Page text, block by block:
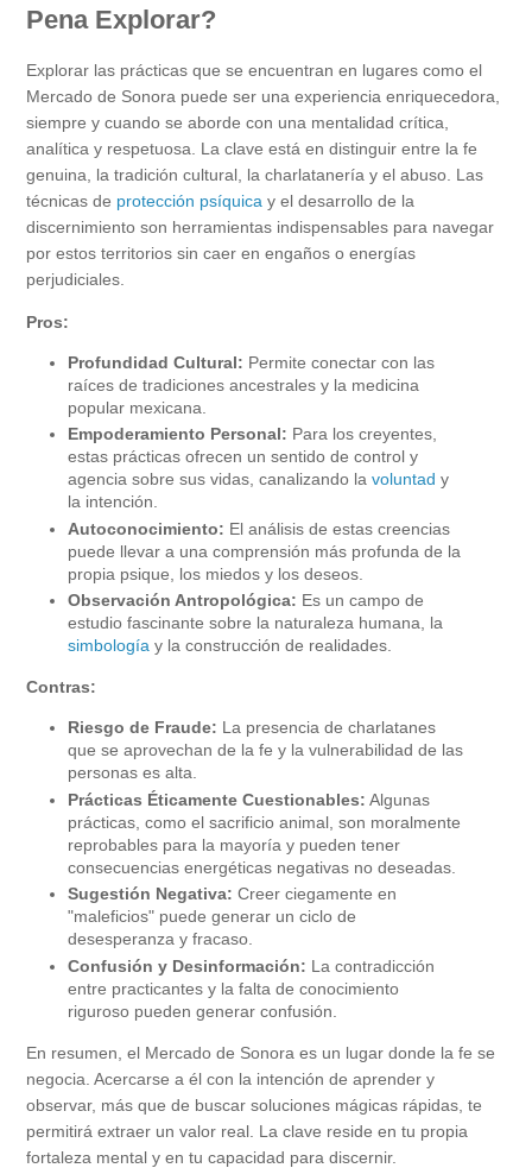
Pena Explorar?
Explorar las prácticas que se encuentran en lugares como el
Mercado de Sonora puede ser una experiencia enriquecedora,
siempre y cuando se aborde con una mentalidad crítica,
analítica y respetuosa. La clave está en distinguir entre la fe
genuina, la tradición cultural, la charlatanería y el abuso. Las
técnicas de protección psíquica y el desarrollo de la
discernimiento son herramientas indispensables para navegar
por estos territorios sin caer en engaños o energías
perjudiciales.
Pros:
Profundidad Cultural: Permite conectar con las
raíces de tradiciones ancestrales y la medicina
popular mexicana.
Empoderamiento Personal: Para los creyentes,
estas prácticas ofrecen un sentido de control y
agencia sobre sus vidas, canalizando la voluntad y
la intención.
Autoconocimiento: El análisis de estas creencias
puede llevar a una comprensión más profunda de la
propia psique, los miedos y los deseos.
Observación Antropológica: Es un campo de
estudio fascinante sobre la naturaleza humana, la
simbología y la construcción de realidades.
Contras:
Riesgo de Fraude: La presencia de charlatanes
que se aprovechan de la fe y la vulnerabilidad de las
personas es alta.
Prácticas Éticamente Cuestionables: Algunas
prácticas, como el sacrificio animal, son moralmente
reprobables para la mayoría y pueden tener
consecuencias energéticas negativas no deseadas.
Sugestión Negativa: Creer ciegamente en
"maleficios" puede generar un ciclo de
desesperanza y fracaso.
Confusión y Desinformación: La contradicción
entre practicantes y la falta de conocimiento
riguroso pueden generar confusión.
En resumen, el Mercado de Sonora es un lugar donde la fe se
negocia. Acercarse a él con la intención de aprender y
observar, más que de buscar soluciones mágicas rápidas, te
permitirá extraer un valor real. La clave reside en tu propia
fortaleza mental y en tu capacidad para discernir.